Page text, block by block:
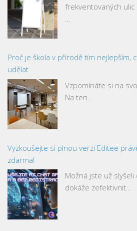
frekventovaných
…
Proč je škola v přírodě tím nejlepším,
udělat
Vzpomínáte si na
Na ten…
Vyzkoušejte si plnou verzi Editee
zdarma!
Možná jste už slyšeli
dokáže zefektivnit…